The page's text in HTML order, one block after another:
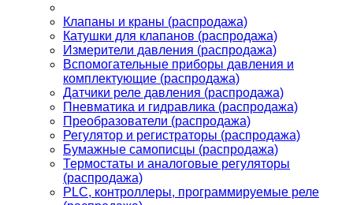
Клапаны и краны (распродажа)
Катушки для клапанов (распродажа)
Измерители давления (распродажа)
Вспомогательные приборы давления и
комплектующие (распродажа)
Датчики реле давления (распродажа)
Пневматика и гидравлика (распродажа)
Преобразователи (распродажа)
Регулятор и регистраторы (распродажа)
Бумажные самописцы (распродажа)
Термостаты и аналоговые регуляторы
(распродажа)
PLС, контроллеры, программируемые реле